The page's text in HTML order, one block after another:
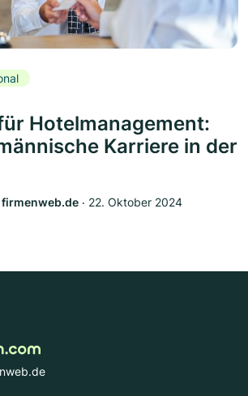
Hotelmanagement:
Karriere in der
firmenweb.de ‧ 22. Oktober 2024